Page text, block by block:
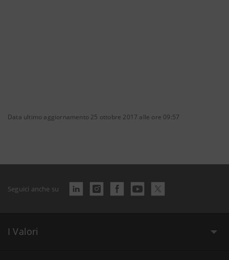
Data ultimo aggiornamento 25 ottobre 2017 alle ore 09:57
Seguici anche su
I Valori